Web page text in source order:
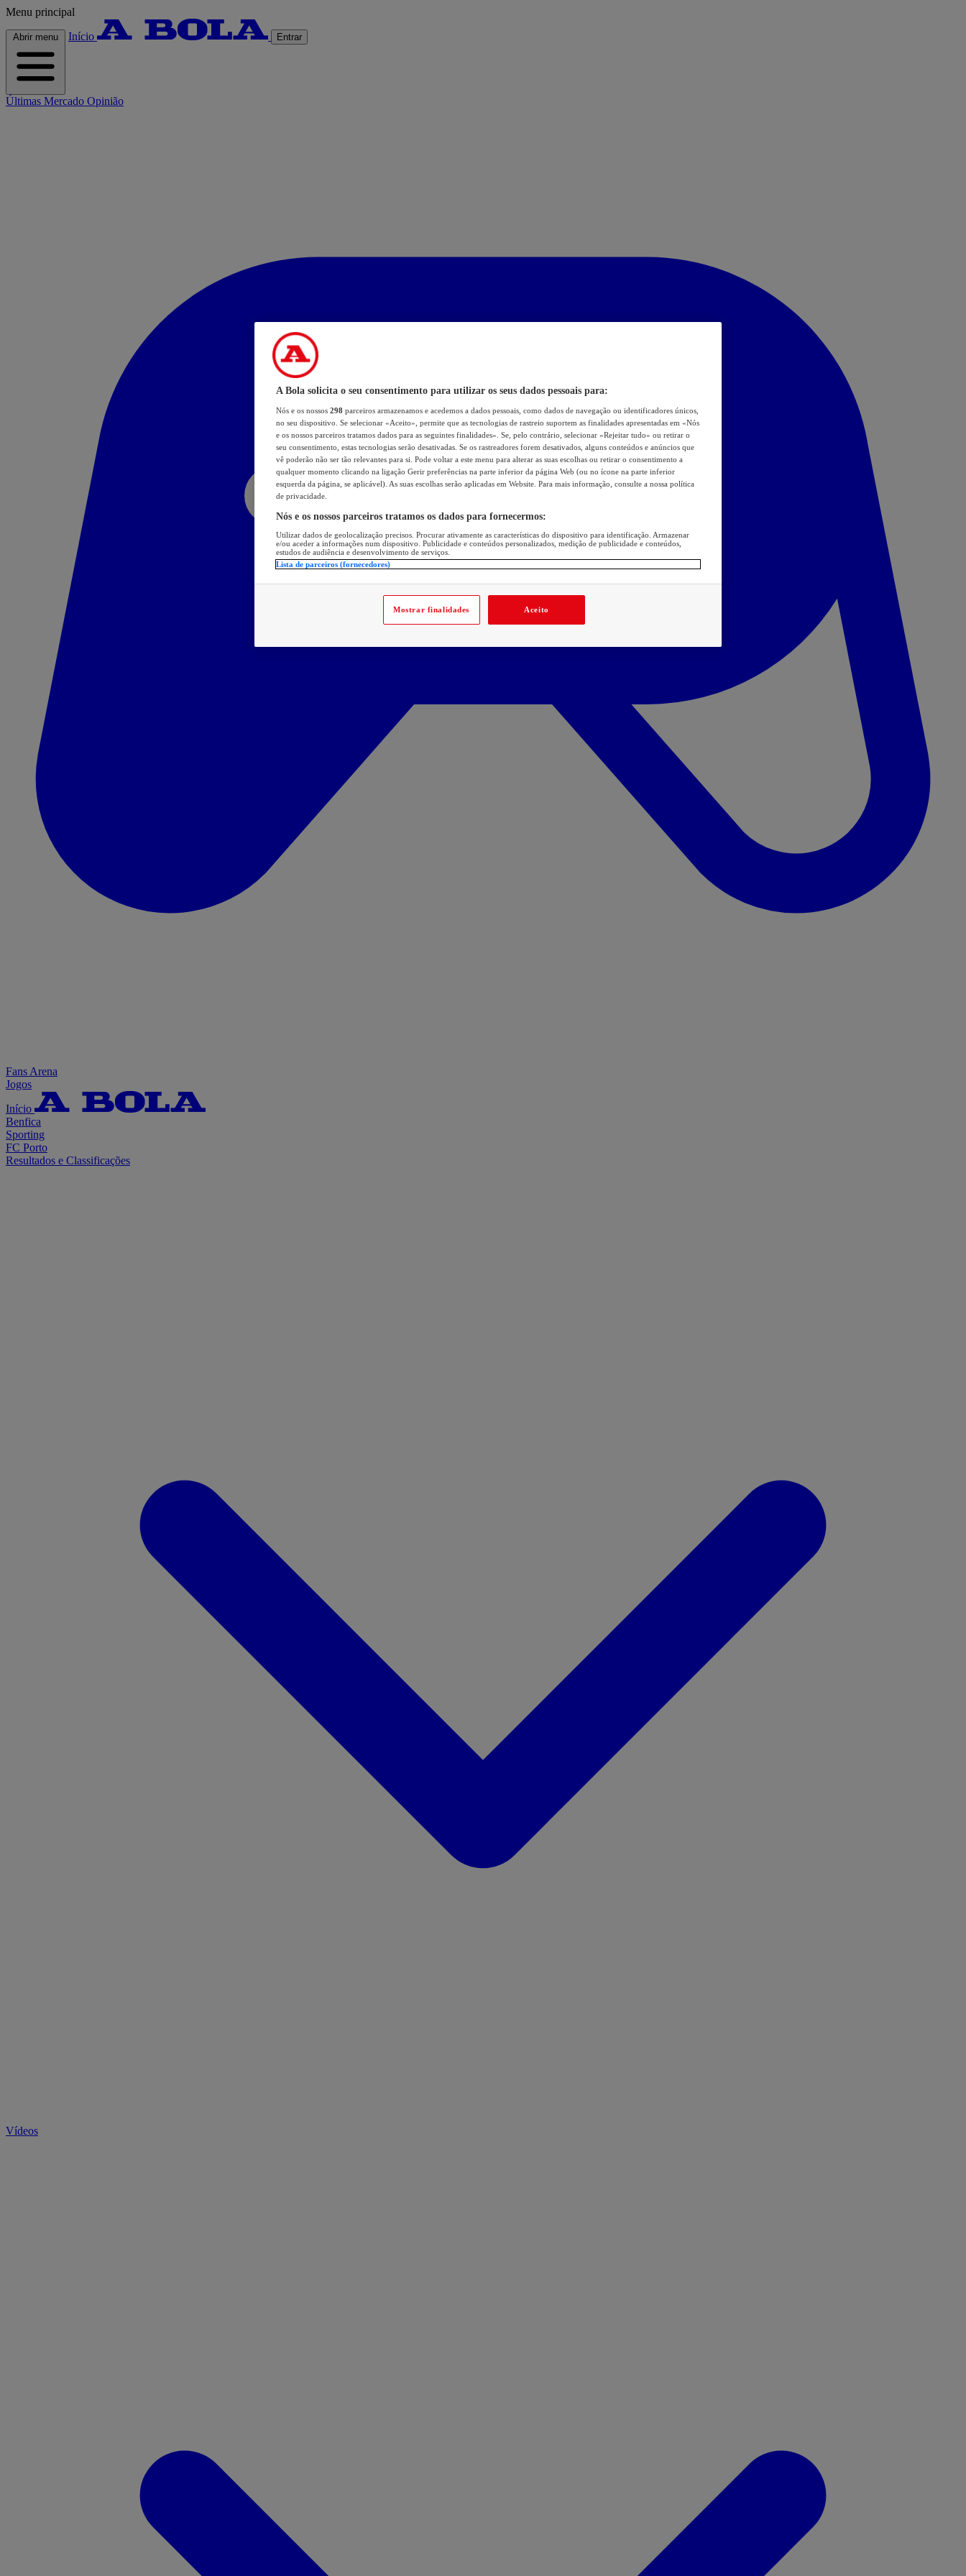
Menu principal
Abrir menu Início Entrar
Últimas Mercado Opinião
Fans Arena
Jogos
Início
Benfica
Sporting
FC Porto
Resultados e Classificações
Vídeos
A Bola solicita o seu consentimento para utilizar os seus dados pessoais para:
Nós e os nossos 298 parceiros armazenamos e acedemos a dados pessoais, como dados de navegação ou identificadores únicos,
no seu dispositivo. Se selecionar «Aceito», permite que as tecnologias de rastreio suportem as finalidades apresentadas em «Nós
e os nossos parceiros tratamos dados para as seguintes finalidades». Se, pelo contrário, selecionar «Rejeitar tudo» ou retirar o
seu consentimento, estas tecnologias serão desativadas. Se os rastreadores forem desativados, alguns conteúdos e anúncios que
vê poderão não ser tão relevantes para si. Pode voltar a este menu para alterar as suas escolhas ou retirar o consentimento a
qualquer momento clicando na ligação Gerir preferências na parte inferior da página Web (ou no ícone na parte inferior
esquerda da página, se aplicável). As suas escolhas serão aplicadas em Website. Para mais informação, consulte a nossa política
de privacidade.
Nós e os nossos parceiros tratamos os dados para fornecermos:
Utilizar dados de geolocalização precisos. Procurar ativamente as características do dispositivo para identificação. Armazenar
e/ou aceder a informações num dispositivo. Publicidade e conteúdos personalizados, medição de publicidade e conteúdos,
estudos de audiência e desenvolvimento de serviços.
Lista de parceiros (fornecedores)
Mostrar finalidades Aceito